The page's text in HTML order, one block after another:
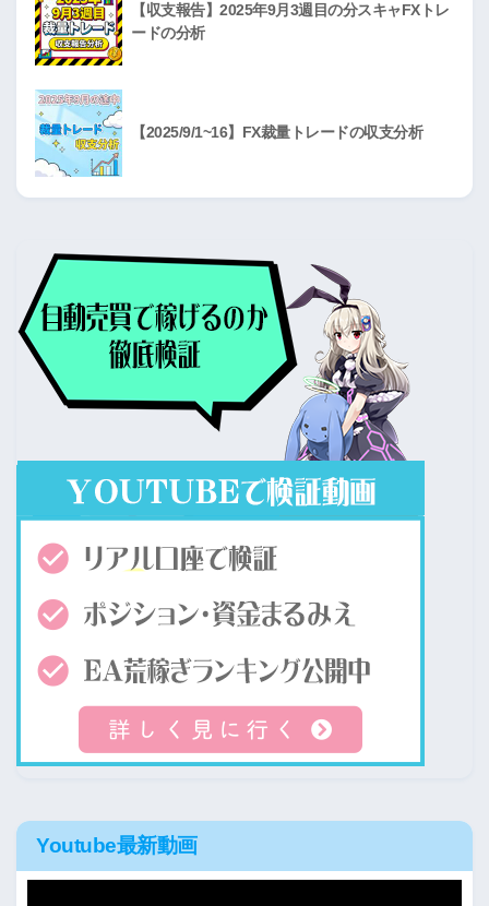
【収支報告】2025年9月3週目の分スキャFXトレ
ードの分析
【2025/9/1~16】FX裁量トレードの収支分析
Youtube最新動画